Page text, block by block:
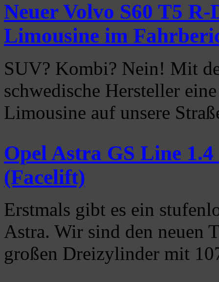
Neuer Volvo S60 T5
Limousine im
SUV? Kombi? Nein! Mit
schwedische Hersteller
Limousine auf unsere
Opel Astra GS Line
(Facelift)
Erstmals gibt es ein
Astra. Wir sind den neuen
großen Dreizylinder mit